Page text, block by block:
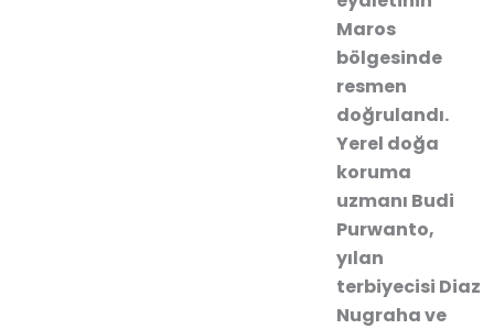
Maros
bölgesinde
resmen
doğrulandı.
Yerel doğa
koruma
uzmanı Budi
Purwanto,
yılan
terbiyecisi Diaz
Nugraha ve